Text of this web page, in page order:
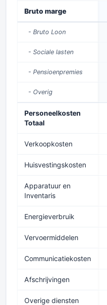
Bruto marge
- Bruto Loon
- Sociale lasten
- Pensioenpremies
- Overig
Personeelkosten
Totaal
Verkoopkosten
Huisvestingskosten
Apparatuur en
Inventaris
Energieverbruik
Vervoermiddelen
Communicatiekosten
Afschrijvingen
Overige diensten